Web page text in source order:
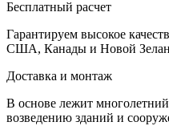
Бесплатный расчет
Гарантируем высокое
США, Канады и Новой
Доставка и монтаж
В основе лежит
возведению зданий и